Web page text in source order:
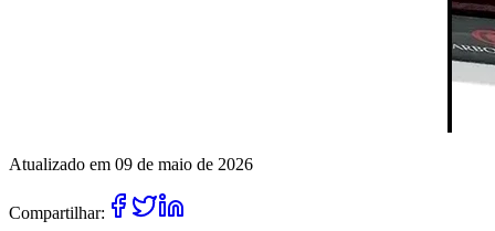
Atualizado em 09 de maio de 2026
Compartilhar: